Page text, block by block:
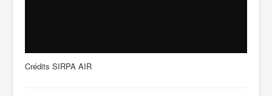
Crédits SIRPA AIR